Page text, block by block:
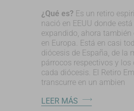
¿Qué es? Es un retiro
nació en EEUU donde
expandido, ahora también
en Europa. Está en casi
diócesis de España, de la
párrocos respectivos y los
cada diócesis. El Retiro
transcurre en un ambien
LEER MÁS